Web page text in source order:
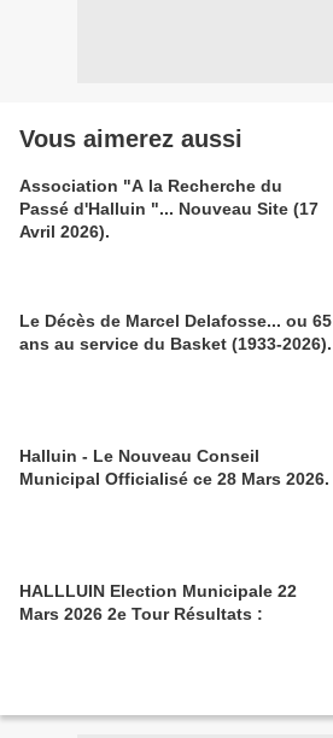
Vous aimerez aussi
Association "A la Recherche du
Passé d'Halluin "... Nouveau Site (17
Avril 2026).
Le Décès de Marcel Delafosse... ou 65
ans au service du Basket (1933-2026).
Halluin - Le Nouveau Conseil
Municipal Officialisé ce 28 Mars 2026.
HALLLUIN Election Municipale 22
Mars 2026 2e Tour Résultats :